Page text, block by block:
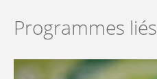
Programmes liés